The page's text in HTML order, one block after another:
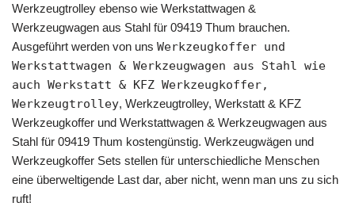
Werkzeugtrolley ebenso wie Werkstattwagen &
Werkzeugwagen aus Stahl für 09419 Thum brauchen.
Ausgeführt werden von uns Werkzeugkoffer und
Werkstattwagen & Werkzeugwagen aus Stahl wie
auch Werkstatt & KFZ Werkzeugkoffer,
Werkzeugtrolley, Werkzeugtrolley, Werkstatt & KFZ
Werkzeugkoffer und Werkstattwagen & Werkzeugwagen aus
Stahl für 09419 Thum kostengünstig. Werkzeugwägen und
Werkzeugkoffer Sets stellen für unterschiedliche Menschen
eine überweltigende Last dar, aber nicht, wenn man uns zu sich
ruft!